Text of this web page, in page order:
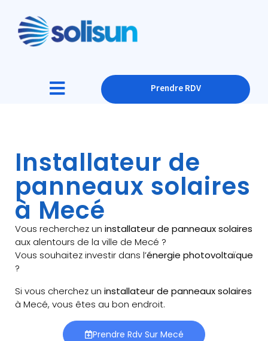
Prendre RDV
Installateur de
panneaux solaires
à Mecé
Vous recherchez un installateur de panneaux solaires
aux alentours de la ville de Mecé ?
Vous souhaitez investir dans l’énergie photovoltaïque
?
Si vous cherchez un installateur de panneaux solaires
à Mecé, vous êtes au bon endroit.
Prendre Rdv Sur Mecé